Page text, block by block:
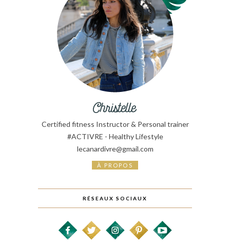
Certified fitness Instructor & Personal trainer
#ACTIVRE - Healthy Lifestyle
lecanardivre@gmail.com
À PROPOS
RÉSEAUX SOCIAUX